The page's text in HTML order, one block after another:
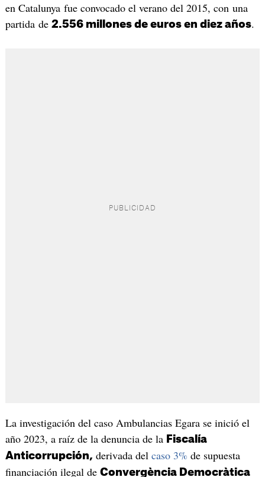
en Catalunya fue convocado el verano del 2015, con una
partida de 2.556 millones de euros en diez años.
La investigación del caso Ambulancias Egara se inició el
año 2023, a raíz de la denuncia de la Fiscalía
Anticorrupción, derivada del caso 3% de supuesta
financiación ilegal de Convergència Democràtica